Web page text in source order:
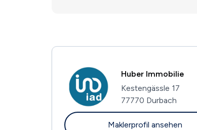
Huber Immobilie
Kestengässle 17
77770 Durbach
Maklerprofil ansehen